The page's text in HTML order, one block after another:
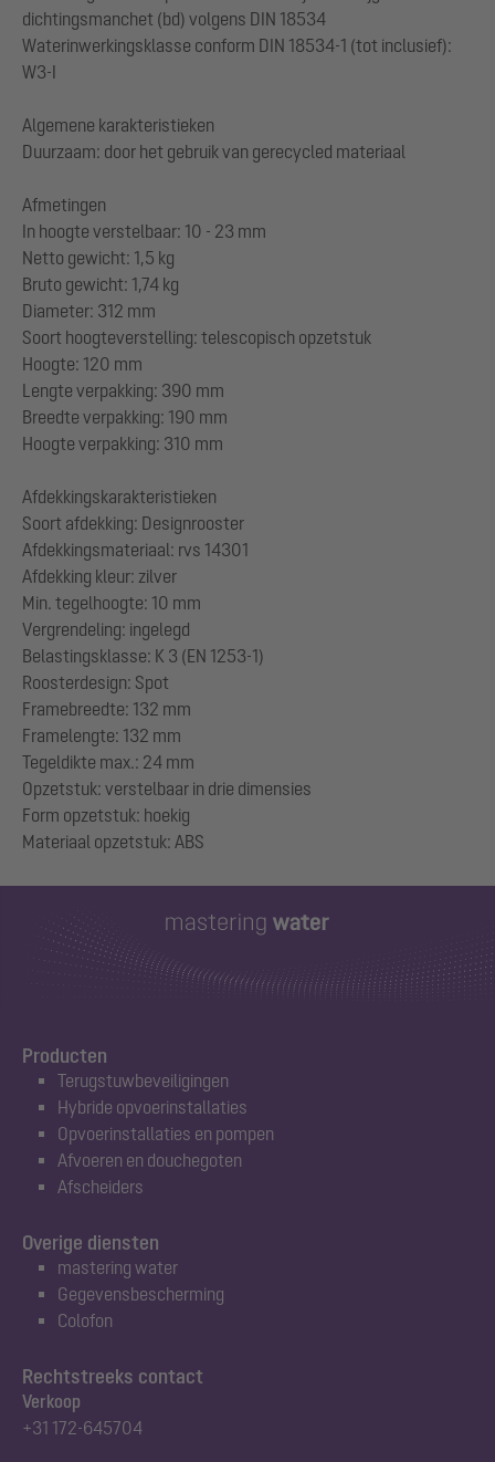
dichtingsmanchet (bd) volgens DIN 18534
Waterinwerkingsklasse conform DIN 18534-1 (tot inclusief):
W3-I
Algemene karakteristieken
Duurzaam: door het gebruik van gerecycled materiaal
Afmetingen
In hoogte verstelbaar: 10 - 23 mm
Netto gewicht: 1,5 kg
Bruto gewicht: 1,74 kg
Diameter: 312 mm
Soort hoogteverstelling: telescopisch opzetstuk
Hoogte: 120 mm
Lengte verpakking: 390 mm
Breedte verpakking: 190 mm
Hoogte verpakking: 310 mm
Afdekkingskarakteristieken
Soort afdekking: Designrooster
Afdekkingsmateriaal: rvs 14301
Afdekking kleur: zilver
Min. tegelhoogte: 10 mm
Vergrendeling: ingelegd
Belastingsklasse: K 3 (EN 1253-1)
Roosterdesign: Spot
Framebreedte: 132 mm
Framelengte: 132 mm
Tegeldikte max.: 24 mm
Opzetstuk: verstelbaar in drie dimensies
Form opzetstuk: hoekig
Producten
Terugstuwbeveiligingen
Hybride opvoerinstallaties
Opvoerinstallaties en pompen
Afvoeren en douchegoten
Afscheiders
Rechtstreeks contact
Verkoop
+31 172-645704
Overige diensten
mastering water
Gegevensbescherming
Colofon